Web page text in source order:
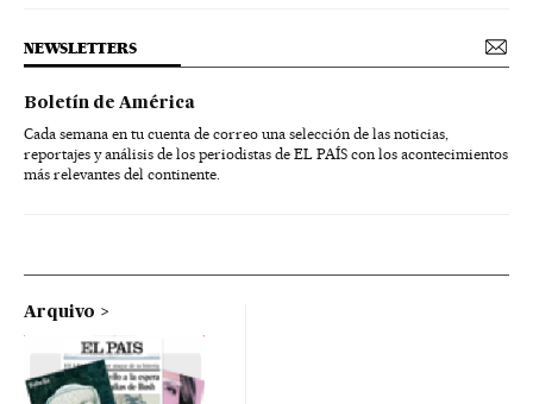
NEWSLETTERS
Boletín de América
Cada semana en tu cuenta de correo una selección de las noticias,
reportajes y análisis de los periodistas de EL PAÍS con los acontecimientos
más relevantes del continente.
Arquivo